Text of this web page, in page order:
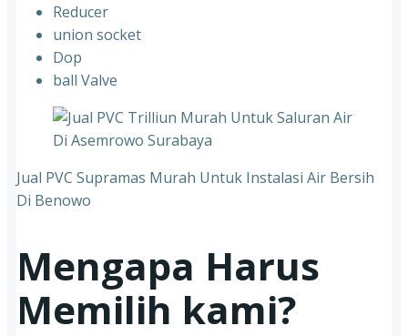
Reducer
union socket
Dop
ball Valve
Jual PVC Supramas Murah Untuk Instalasi Air Bersih
Di Benowo
Mengapa Harus
Memilih kami?